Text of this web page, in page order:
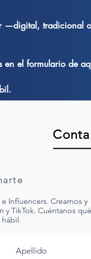
—digital, tradicional
en el formulario de
Influencers. Creamos y
y TikTok. Cuéntanos qué